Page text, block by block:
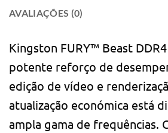
AVALIAÇÕES (0)
Kingston FURY™ Beast
potente reforço de
edição de vídeo e
atualização económica está
ampla gama de frequências.